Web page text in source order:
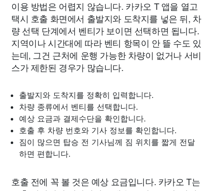
이용 방법은 어렵지 않습니다. 카카오 T 앱을 열고
택시 호출 화면에서 출발지와 도착지를 넣은 뒤, 차
량 선택 단계에서 벤티가 보이면 선택하면 됩니다.
지역이나 시간대에 따라 벤티 항목이 안 뜰 수도 있
는데, 그건 근처에 운행 가능한 차량이 없거나 서비
스가 제한된 경우가 많습니다.
출발지와 도착지를 정확히 입력합니다.
차량 종류에서 벤티를 선택합니다.
예상 요금과 결제수단을 확인합니다.
호출 후 차량 번호와 기사 정보를 확인합니다.
짐이 많으면 탑승 전 기사님께 짐 위치를 짧게 전달
하면 편합니다.
호출 전에 꼭 볼 것은 예상 요금입니다. 카카오 T는